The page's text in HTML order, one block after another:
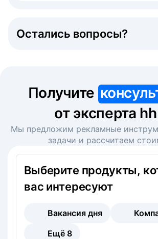
Остались вопросы?
Получите
от эксперта
Мы предложим рекламные
задачи и рассчитаем
Выберите продукты,
вас интересуют
Вакансия дня
Ещё 8